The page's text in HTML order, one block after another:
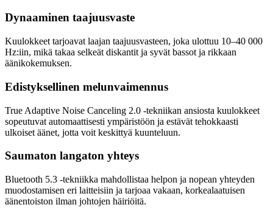
Dynaaminen taajuusvaste
Kuulokkeet tarjoavat laajan taajuusvasteen, joka ulottuu 10–40 000
Hz:iin, mikä takaa selkeät diskantit ja syvät bassot ja rikkaan
äänikokemuksen.
Edistyksellinen melunvaimennus
True Adaptive Noise Canceling 2.0 -tekniikan ansiosta kuulokkeet
sopeutuvat automaattisesti ympäristöön ja estävät tehokkaasti
ulkoiset äänet, jotta voit keskittyä kuunteluun.
Saumaton langaton yhteys
Bluetooth 5.3 -tekniikka mahdollistaa helpon ja nopean yhteyden
muodostamisen eri laitteisiin ja tarjoaa vakaan, korkealaatuisen
äänentoiston ilman johtojen häiriöitä.